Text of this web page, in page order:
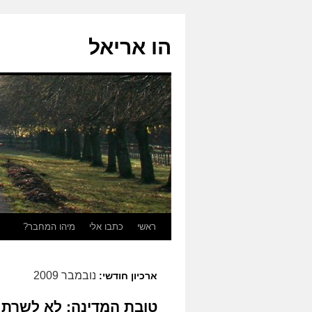
הו אריאל
לדלגראשי כתבו אלי מיהו המחבר?
ארכיון חודשי: נובמבר 2009
טובת המדינה: לא